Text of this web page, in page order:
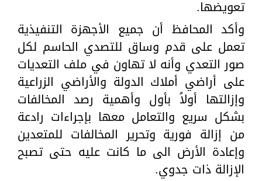
تعويضها.
وأكد المحافظ أن جميع الأجهزة التنفيذية
تعمل على قدم وساق للتصدي الحاسم لكل
صور التعدي وأنه لا تهاون في ملف التعديات
على أراضي أملاك الدولة والأراضي الزراعية
وإزالتها أولاً بأول وأهمية رصد المخالفات
بشكل سريع والتعامل معها بإجراءات رادعة
من إزالة فورية وتحرير المخالفات للمتعدين
وإعادة الأرض الى ما كانت عليه حتى تصبح
الإزالة ذات جدوي.